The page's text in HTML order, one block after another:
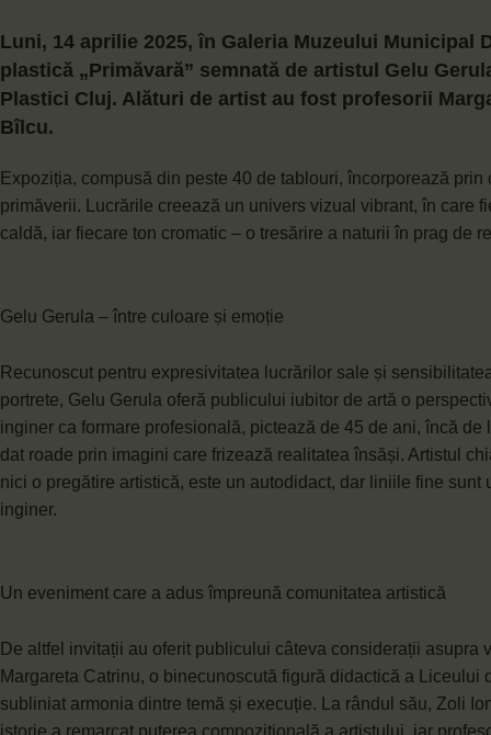
Luni, 14 aprilie 2025, în Galeria Muzeului Municipal
plastică „Primăvară” semnată de artistul Gelu
Plastici Cluj. Alături de artist au fost profesorii
Bîlcu.
Expoziția, compusă din peste 40 de tablouri, încorporează
primăverii. Lucrările creează un univers vizual vibrant, în care
caldă, iar fiecare ton cromatic – o tresărire a naturii în prag de
Gelu Gerula – între culoare și emoție
Recunoscut pentru expresivitatea lucrărilor sale și
portrete, Gelu Gerula oferă publicului iubitor de artă o
inginer ca formare profesională, pictează de 45 de ani, încă
dat roade prin imagini care frizează realitatea însăși. Artistul
nici o pregătire artistică, este un autodidact, dar liniile fine
inginer.
Un eveniment care a adus împreună comunitatea artistică
De altfel invitații au oferit publicului câteva considerații
Margareta Catrinu, o binecunoscută figură didactică a Liceului
subliniat armonia dintre temă și execuție. La rândul său, Zoli
istorie a remarcat puterea compozițională a artistului, iar